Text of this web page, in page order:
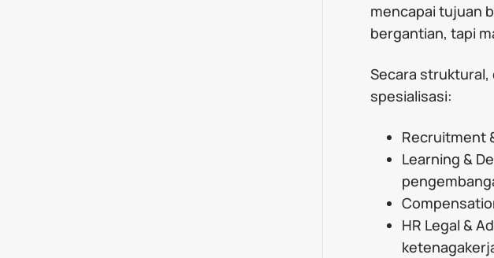
mencapai tujuan
bergantian, tapi
Secara struktural,
spesialisasi:
Recruitment
Learning &
HR Legal &